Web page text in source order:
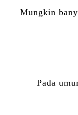
Mungkin
Pada